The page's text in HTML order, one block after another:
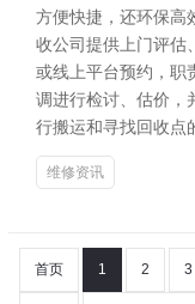
方便快捷，还环保高
收公司提供上门评估
或线上平台预约，职
调进行检讨、估价，
行搬运和寻找回收点
维修资讯
首页 1 2 3